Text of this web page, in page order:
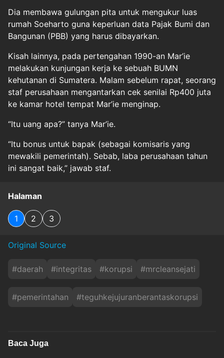
Dia membawa gulungan pita untuk mengukur luas
rumah Soeharto guna keperluan data Pajak Bumi dan
Bangunan (PBB) yang harus dibayarkan.
Kisah lainnya, pada pertengahan 1990-an Mar’ie
melakukan kunjungan kerja ke sebuah BUMN
kehutanan di Sumatera. Malam sebelum rapat, seorang
staf perusahaan mengantarkan cek senilai Rp400 juta
ke kamar hotel tempat Mar’ie menginap.
“Itu uang apa?” tanya Mar’ie.
“Itu bonus untuk bapak (sebagai komisaris yang
mewakili pemerintah). Sebab, laba perusahaan tahun
ini sangat baik,” jawab staf.
Halaman
1 2 3
Original Source
#daerah #integritas #korupsi #mrcleansejati
#pemerintahan #teguhkejujuranberantaskorupsi
Baca Juga